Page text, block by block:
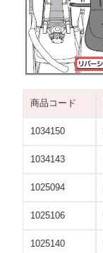
商品コード
1034150
1034143
1025094
1025106
1025140